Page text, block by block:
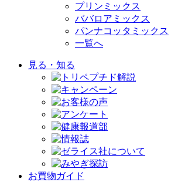
プリンミックス
ババロアミックス
パンナコッタミックス
一覧へ
見る・知る
お買物ガイド